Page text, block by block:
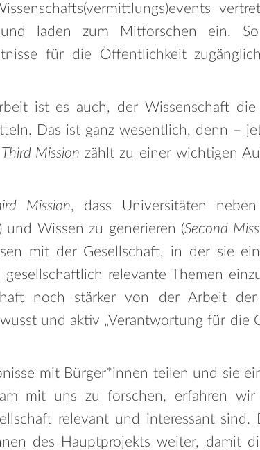
laden zum Mitforschen ein.
für die Öffentlichkeit
ist es auch, der Wissenschaft
Das ist ganz wesentlich, denn –
Third Mission zählt zu einer wichtigen
Mission, dass Universitäten
) und Wissen zu generieren (Second
mit der Gesellschaft, in der sie
relevante Themen
noch stärker von der Arbeit der
und aktiv „Verantwortung für die
mit Bürger*innen teilen und sie
mit uns zu forschen, erfahren wir
relevant und interessant sind.
des Hauptprojekts weiter, damit